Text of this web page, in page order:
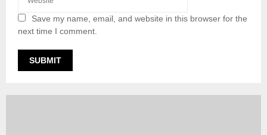
Save my name, email, and website in this browser for the
next time I comment.